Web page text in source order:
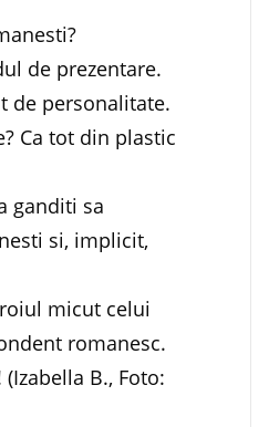
de prezentare.
de personalitate.
Ca tot din plastic
ganditi sa
si, implicit,
micut celui
romanesc.
B., Foto: